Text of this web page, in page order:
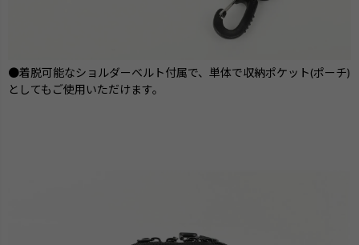
●着脱可能なショルダーベルト付属で、単体で収納ポケット(ポーチ)
としてもご使用いただけます。